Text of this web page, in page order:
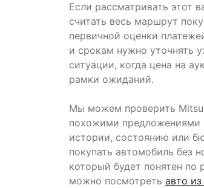
Если рассматривать этот
считать весь маршрут
первичной оценки
и срокам нужно уточнять
ситуации, когда цена на
рамки ожиданий.
Мы можем проверить
похожими предложениями
истории, состоянию или
покупать автомобиль без
который будет понятен
можно посмотреть авто